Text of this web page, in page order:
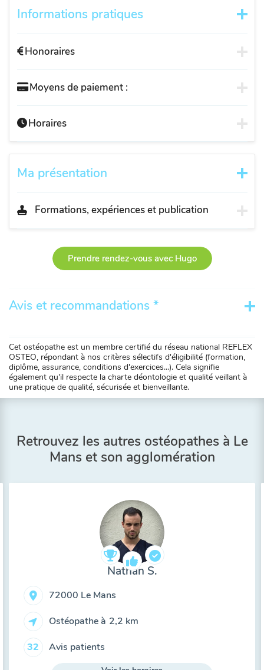
Informations pratiques
Honoraires
Moyens de paiement :
Horaires
Ma présentation
Formations, expériences et publication
Prendre rendez-vous avec Hugo
Avis et recommandations *
Cet ostéopathe est un membre certifié du réseau national REFLEX
OSTEO, répondant à nos critères sélectifs d'éligibilité (formation,
diplôme, assurance, conditions d'exercices...). Cela signifie
également qu'il respecte la charte déontologie et qualité veillant à
une pratique de qualité, sécurisée et bienveillante.
Retrouvez les autres ostéopathes à Le
Mans et son agglomération
Nathan S.
72000 Le Mans
Ostéopathe à 2,2 km
32 Avis patients